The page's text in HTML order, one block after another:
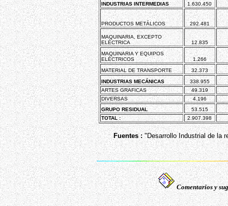
INDUSTRIAS INTERMEDIAS 1.630.450
PRODUCTOS METÁLICOS 292.481
MAQUINARIA, EXCEPTO
ELÉCTRICA
12.835
MAQUINARIA Y EQUIPOS
ELÉCTRICOS
1.266
MATERIAL DE TRANSPORTE
32.373
INDUSTRIAS MECÁNICAS
338.955
ARTES GRAFICAS
49.319
DIVERSAS
4.196
GRUPO RESIDUAL
53.515
TOTAL :
2.907.398
Fuentes : "Desarrollo Industrial de la
Comentarios y